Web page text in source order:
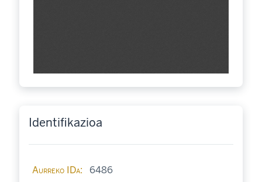
Identifikazioa
Aurreko IDa
6486